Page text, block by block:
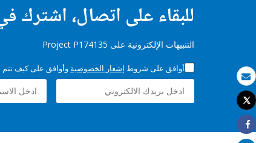
بريد الكتروني
طباعة
Tweet
Share
للبقاء على اتصال، اشترك
التنبيهات الإلكترونية على Project P174135
أوافق على شروط إشعار الخصوصية وأوافق على كيف تتم